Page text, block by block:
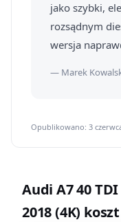
jako szybki,
rozsądnym
wersja
— Marek
Opublikowano: 3
Audi A7 40
2018 (4K)